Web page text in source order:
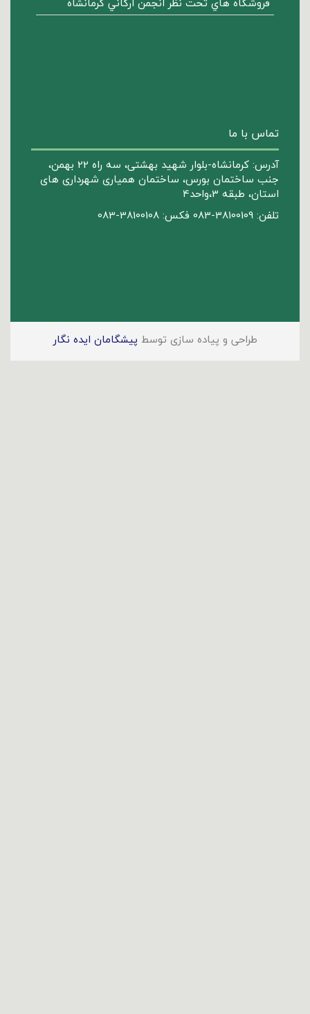
تماس با ما
آدرس: کرمانشاه-بلوار شهید بهشتی، سه راه 22 بهمن،
جنب ساختمان بورس، ساختمان همیاری شهرداری های
استان، طبقه 3،واحد4
تلفن: 38100109-083 فکس: 38100108-083
طراحی و پیاده سازی توسط پیشگامان ایده نگار